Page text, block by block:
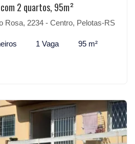
2 quartos, 95m²
Rosa, 2234 - Centro, Pelotas-RS
1 Vaga 95 m²